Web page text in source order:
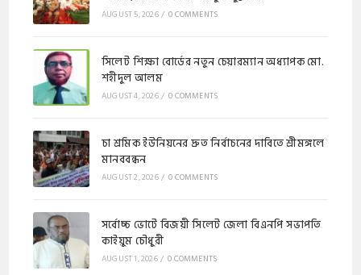
AUGUST 5, 2026/ 0 COMMENTS
সিলেট শিক্ষা বোর্ডের নতুন চেয়ারম্যান অধ্যাপক মো.
শহীদুল আলম
AUGUST 4, 2026/ 0 COMMENTS
চা শ্রমিক ইউনিয়নের দ্রুত নির্বাচনের দাবিতে শ্রীমঙ্গলে
মানববন্ধন
AUGUST 2, 2026/ 0 COMMENTS
সর্বোচ্চ ভোটে বিজয়ী সিলেট জেলা বিএনপি সভাপতি
কাইয়ুম চৌধুরী
AUGUST 1, 2026/ 0 COMMENTS